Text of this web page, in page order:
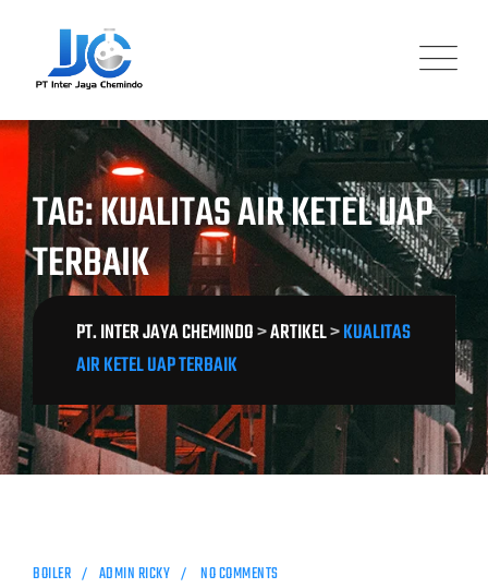
content
TAG: KUALITAS AIR KETEL UAP
TERBAIK
PT. INTER JAYA CHEMINDO>ARTIKEL>KUALITAS
AIR KETEL UAP TERBAIK
BOILER ADMIN RICKY NO COMMENTS